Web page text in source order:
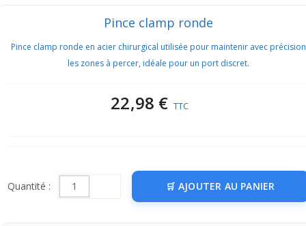
Pince clamp ronde
Pince clamp ronde en acier chirurgical utilisée pour maintenir avec précision
les zones à percer, idéale pour un port discret.
22,98 € TTC
Quantité : AJOUTER AU PANIER